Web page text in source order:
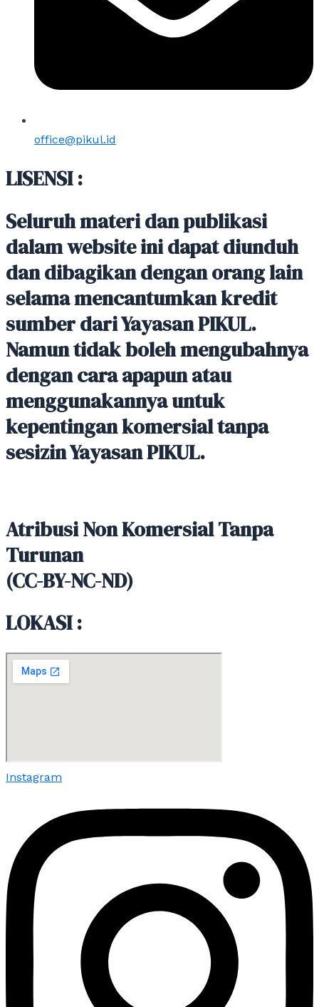
office@pikul.id
LISENSI :
Seluruh materi dan publikasi
dalam website ini dapat diunduh
dan dibagikan dengan orang lain
selama mencantumkan kredit
sumber dari Yayasan PIKUL.
Namun tidak boleh mengubahnya
dengan cara apapun atau
menggunakannya untuk
kepentingan komersial tanpa
sesizin Yayasan PIKUL.
Atribusi Non Komersial Tanpa
Turunan
(CC-BY-NC-ND)
LOKASI :
Instagram